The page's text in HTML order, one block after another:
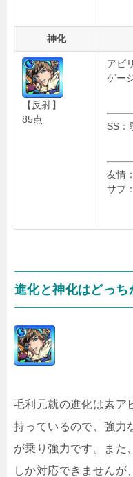
神化
【反射】
85点
アビ
ゲー
SS：
友情
サブ
進化と神化はどっち
毛利元就の進化は素ア
持っているので、強力
が乗り強力です。また
しか対応できませんが